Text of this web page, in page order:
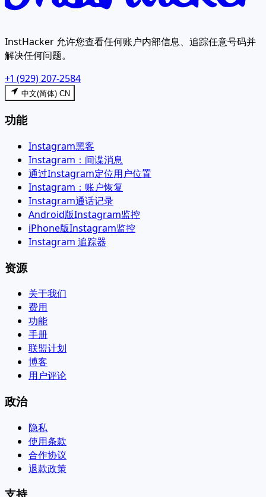
InstHacker 允许您查看任何账户内部信息、追踪任意号码并
解决任何问题。
+1 (929) 207-2584
中文(简体) CN
功能
Instagram黑客
Instagram：间谍消息
通过Instagram定位用户位置
Instagram：账户恢复
Instagram通话记录
Android版Instagram监控
iPhone版Instagram监控
Instagram 追踪器
资源
关于我们
费用
功能
手册
联盟计划
博客
用户评论
政治
隐私
使用条款
合作协议
退款政策
支持